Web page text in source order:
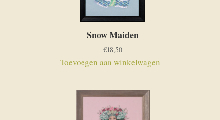
Snow Maiden
€18,50
Toevoegen aan winkelwagen